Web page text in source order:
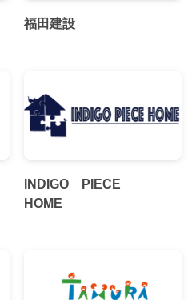
福田建設
INDIGO PIECE
HOME